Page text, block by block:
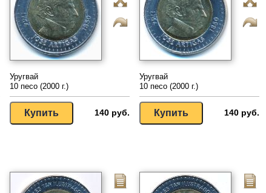
Уругвай
10 песо (2000 г.)
140 руб.
Уругвай
10 песо (2000 г.)
140 руб.